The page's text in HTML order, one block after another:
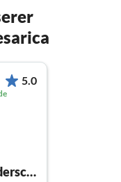
5.0
Tolle Erholung an einem wunderschönen Ort